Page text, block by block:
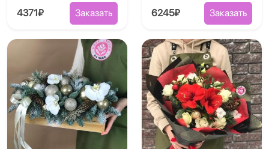
4371₽ Заказать 6245₽ Заказать